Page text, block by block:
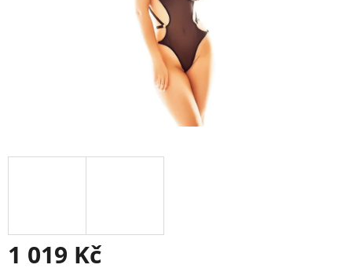
1 019 Kč